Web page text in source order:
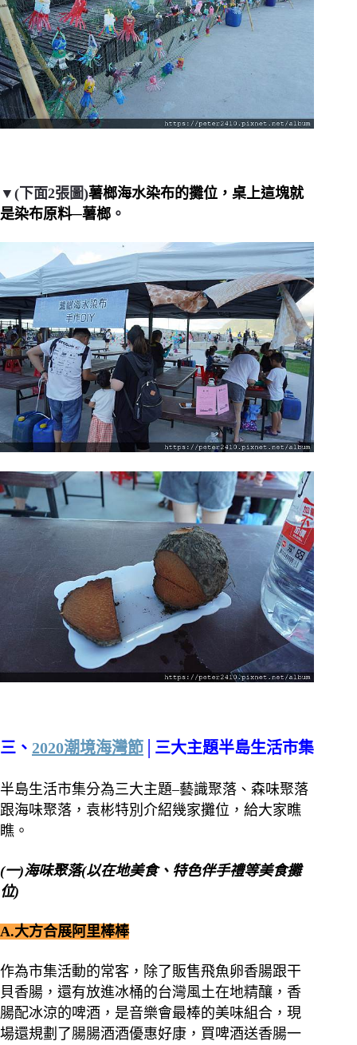
▼(下面2張圖)薯榔海水染布的攤位，桌上這塊就
是染布原料─薯榔 。
三、 2020潮境海灣節 │三大主題半島生活市集
半島生活市集分為三大主題–藝識聚落、森味聚落
跟海味聚落，袁彬特別介紹幾家攤位，給大家瞧
瞧。
(一)海味聚落(以在地美食、特色伴手禮等美食攤
位)
A.大方合展阿里棒棒
作為市集活動的常客，除了販售飛魚卵香腸跟干
貝香腸，還有放進冰桶的台灣風土在地精釀，香
腸配冰涼的啤酒，是音樂會最棒的美味組合，現
場還規劃了腸腸酒酒優惠好康，買啤酒送香腸一